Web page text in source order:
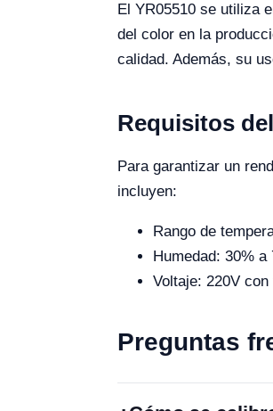
El YR05510 se utiliza
del color en la
calidad. Además, su
Requisitos
Para garantizar un
incluyen:
Rango de
Humedad: 30% a
Voltaje: 220V
Preguntas